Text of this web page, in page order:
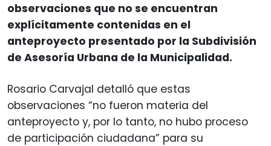
observaciones que no se encuentran
explícitamente contenidas en el
anteproyecto presentado por la Subdivisión
de Asesoría Urbana de la Municipalidad.
Rosario Carvajal detalló que estas
observaciones “no fueron materia del
anteproyecto y, por lo tanto, no hubo proceso
de participación ciudadana” para su